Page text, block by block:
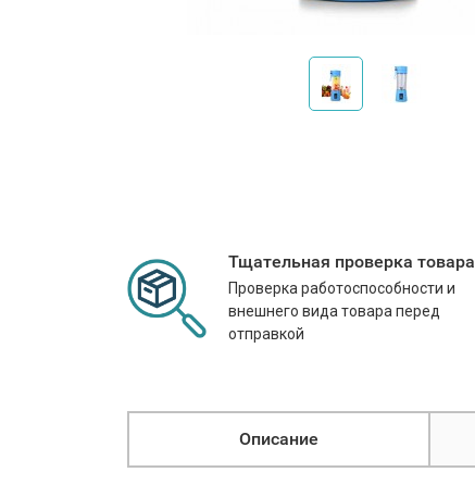
Тщательная проверка товара
Проверка работоспособности и
внешнего вида товара перед
отправкой
Описание